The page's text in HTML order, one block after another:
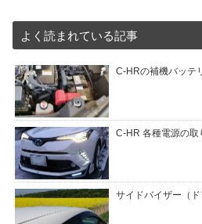
よく読まれている記事
C-HRの補機バッテ
C-HR 各種電源の取
サイドバイザー（